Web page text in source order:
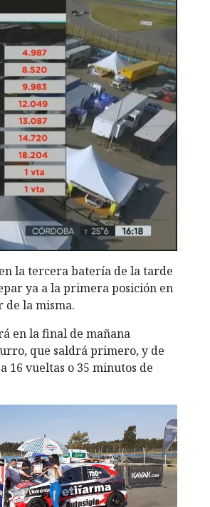
la tercera batería de la tarde
ya a la primera posición en
la misma.
en la final de mañana
que saldrá primero, y de
16 vueltas o 35 minutos de